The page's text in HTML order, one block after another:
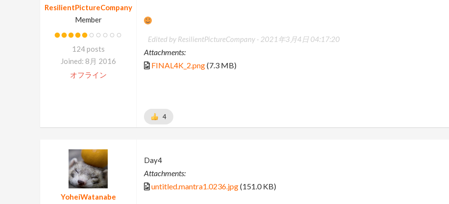
ResilientPictureCompany
Member
124 posts
Joined: 8月 2016
オフライン
Edited by ResilientPictureCompany - 2021年3月4日 04:17:20
Attachments:
FINAL4K_2.png(7.3 MB)
4
YoheiWatanabe
Day4
Attachments:
untitled.mantra1.0236.jpg(151.0 KB)